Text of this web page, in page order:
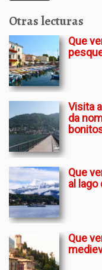
Otras lecturas
Que
Visita
da
Que
al lago
Que